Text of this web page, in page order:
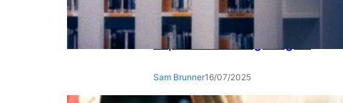
optimieren: Wie Sie die
Sichtbarkeit für Studien und
Reports nachhaltig steigern
Sam Brunner16/07/2025